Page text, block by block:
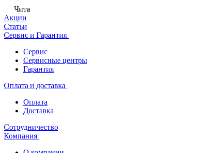
Чита
Акции
Статьи
Сервис и Гарантия
Сервис
Сервисные центры
Гарантия
Оплата и доставка
Оплата
Доставка
Сотрудничество
Компания